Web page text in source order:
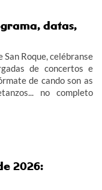
ao ex-convicto
se che gustan os
historia en Canal
datas,
San Roque, celébranse
de concertos e
de cando son as
no completo
2026: